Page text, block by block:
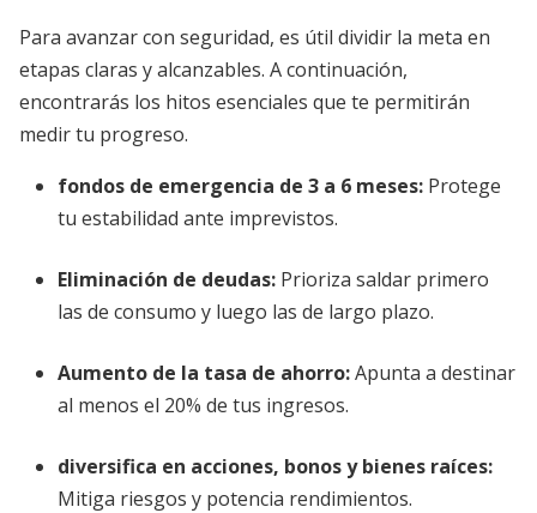
Para avanzar con seguridad, es útil dividir la meta en
etapas claras y alcanzables. A continuación,
encontrarás los hitos esenciales que te permitirán
medir tu progreso.
fondos de emergencia de 3 a 6 meses: Protege
tu estabilidad ante imprevistos.
Eliminación de deudas: Prioriza saldar primero
las de consumo y luego las de largo plazo.
Aumento de la tasa de ahorro:Apunta a destinar
al menos el 20% de tus ingresos.
diversifica en acciones, bonos y bienes raíces:
Mitiga riesgos y potencia rendimientos.